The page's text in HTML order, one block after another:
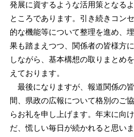
発展に資するような活用策となる
ところであります。引き続きコン
的な機能等について整理を進め、
果も踏まえつつ、関係者の皆様方
しながら、基本構想の取りまとめ
えております。
最後になりますが、報道関係の
間、県政の広報について格別のご
らお礼を申し上げます。年末に向
だ、慌しい毎日が続かれると思い